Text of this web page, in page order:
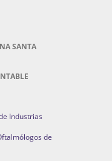
SANTA
Industrias
de